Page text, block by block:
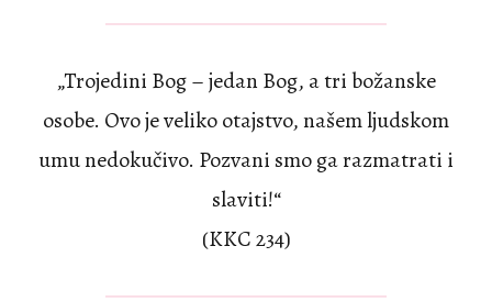
„Trojedini Bog – jedan Bog, a tri božanske
osobe. Ovo je veliko otajstvo, našem ljudskom
umu nedokučivo. Pozvani smo ga razmatrati i
slaviti!“
(KKC 234)